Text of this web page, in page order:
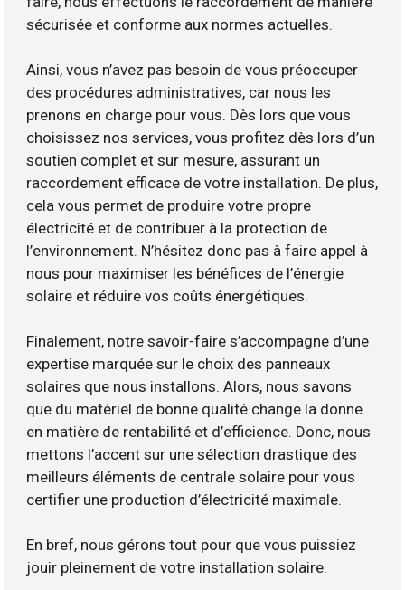
sécurisée et conforme aux normes actuelles.
Ainsi, vous n’avez pas besoin de vous préoccuper
des procédures administratives, car nous les
prenons en charge pour vous. Dès lors que vous
choisissez nos services, vous profitez dès lors d’un
soutien complet et sur mesure, assurant un
raccordement efficace de votre installation. De plus,
cela vous permet de produire votre propre
électricité et de contribuer à la protection de
l’environnement. N’hésitez donc pas à faire appel à
nous pour maximiser les bénéfices de l’énergie
solaire et réduire vos coûts énergétiques.
Finalement, notre savoir-faire s’accompagne d’une
expertise marquée sur le choix des panneaux
solaires que nous installons. Alors, nous savons
que du matériel de bonne qualité change la donne
en matière de rentabilité et d’efficience. Donc, nous
mettons l’accent sur une sélection drastique des
meilleurs éléments de centrale solaire pour vous
certifier une production d’électricité maximale.
En bref, nous gérons tout pour que vous puissiez
jouir pleinement de votre installation solaire.